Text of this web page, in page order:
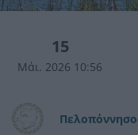
15
Μάι. 2026 10:56